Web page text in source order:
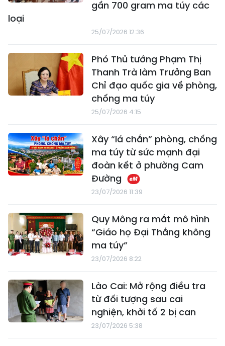
gần 700 gram ma túy các
loại
25/07/2026 12:36
Phó Thủ tướng Phạm Thị
Thanh Trà làm Trưởng Ban
Chỉ đạo quốc gia về phòng,
chống ma túy
25/07/2026 4:15
Xây “lá chắn” phòng, chống
ma túy từ sức mạnh đại
đoàn kết ở phường Cam
Đường
23/07/2026 11:39
Quy Mông ra mắt mô hình
“Giáo họ Đại Thắng không
ma túy”
23/07/2026 8:22
Lào Cai: Mở rộng điều tra
từ đối tượng sau cai
nghiện, khởi tố 2 bị can
23/07/2026 5:38